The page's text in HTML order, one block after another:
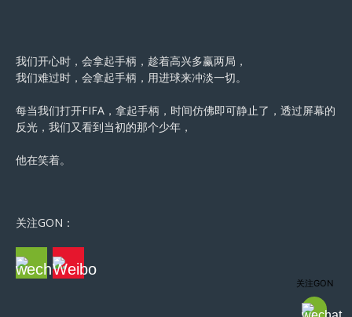
我们开心时，会拿起手柄，趁着高兴多赢两局，
我们难过时，会拿起手柄，用进球来冲淡一切。
每当我们打开FIFA，拿起手柄，时间仿佛即可静止了，透过屏幕的
反光，我们又看到当初的那个少年，
他在笑着。
关注GON：
关注GON